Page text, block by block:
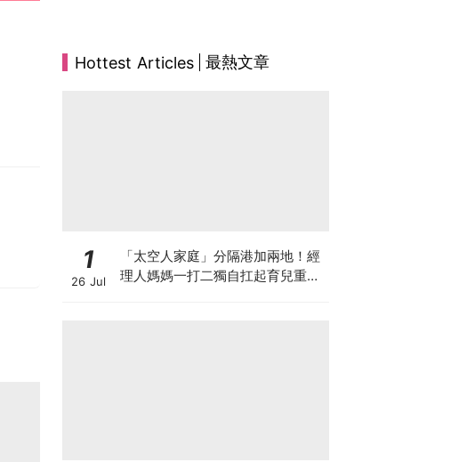
Hottest Articles 最熱文章
1
26 Jul
「太空人家庭」分隔港加兩地！經
理人媽媽一打二獨自扛起育兒重